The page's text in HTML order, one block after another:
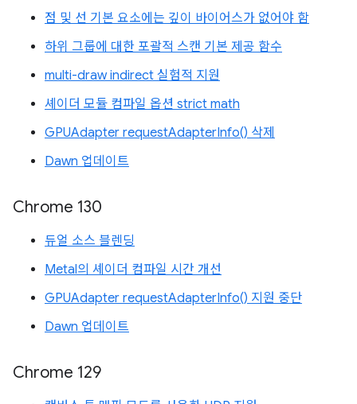
점 및 선 기본 요소에는 깊이 바이어스가 없어야 함
하위 그룹에 대한 포괄적 스캔 기본 제공 함수
multi-draw indirect 실험적 지원
셰이더 모듈 컴파일 옵션 strict math
GPUAdapter requestAdapterInfo() 삭제
Dawn 업데이트
Chrome 130
듀얼 소스 블렌딩
Metal의 셰이더 컴파일 시간 개선
GPUAdapter requestAdapterInfo() 지원 중단
Dawn 업데이트
Chrome 129